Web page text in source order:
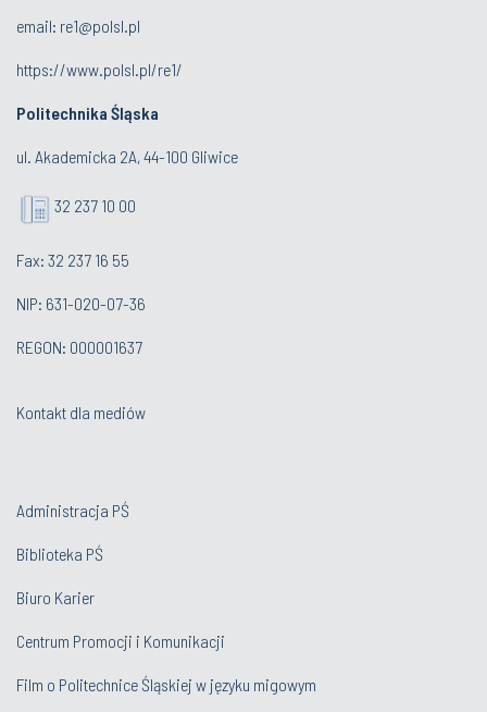
email: re1@polsl.pl
https://www.polsl.pl/re1/
Politechnika Śląska
ul. Akademicka 2A, 44-100 Gliwice
32 237 10 00
Fax: 32 237 16 55
NIP: 631-020-07-36
REGON: 000001637
Kontakt dla mediów
Administracja PŚ
Biblioteka PŚ
Biuro Karier
Centrum Promocji i Komunikacji
Film o Politechnice Śląskiej w języku migowym